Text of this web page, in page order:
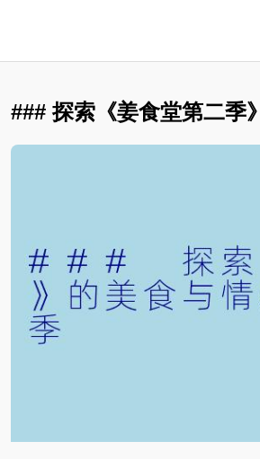
### 探索《姜食堂第二季